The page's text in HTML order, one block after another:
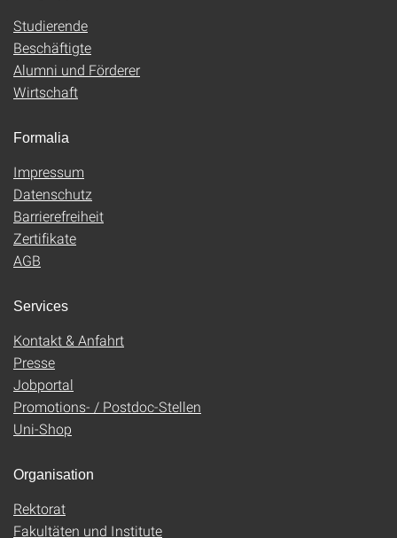
Studierende
Beschäftigte
Alumni und Förderer
Wirtschaft
Formalia
Impressum
Datenschutz
Barrierefreiheit
Zertifikate
AGB
Services
Kontakt & Anfahrt
Presse
Jobportal
Promotions- / Postdoc-Stellen
Uni-Shop
Organisation
Rektorat
Fakultäten und Institute